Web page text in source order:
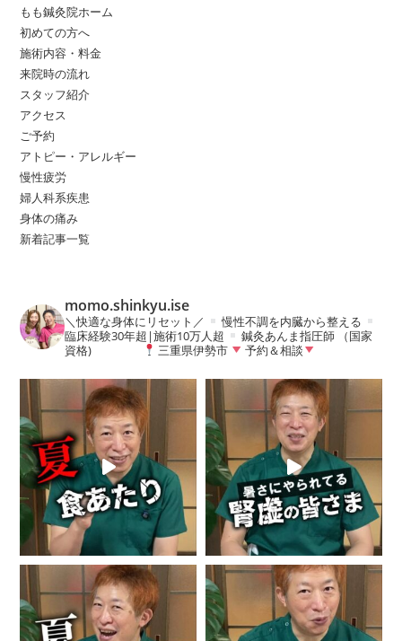
もも鍼灸院ホーム
初めての方へ
施術内容・料金
来院時の流れ
スタッフ紹介
アクセス
ご予約
アトピー・アレルギー
慢性疲労
婦人科系疾患
身体の痛み
新着記事一覧
momo.shinkyu.ise
＼快適な身体にリセット／
慢性不調を内臓から整える
臨床経験30年超|施術10万人超
鍼灸あんま指圧師 （国家
資格)
三重県伊勢市 予約＆相談